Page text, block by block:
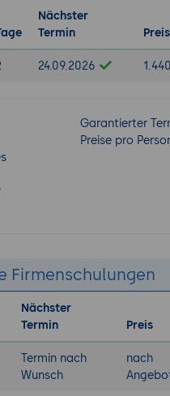
Nächster
Termin
Preis
24.09.2026
Garantierter
Preise pro
Firmenschulungen
Nächster
Termin
Preis
Termin nach
Wunsch
nach